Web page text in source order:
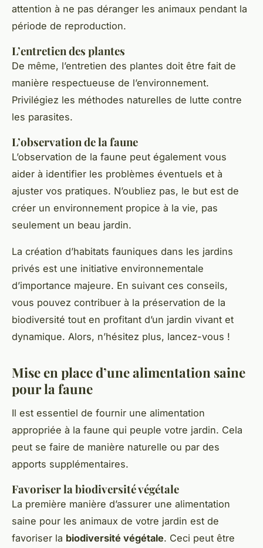
attention à ne pas déranger les animaux pendant la
période de reproduction.
L’entretien des plantes
De même, l’entretien des plantes doit être fait de
manière respectueuse de l’environnement.
Privilégiez les méthodes naturelles de lutte contre
les parasites.
L’observation de la faune
L’observation de la faune peut également vous
aider à identifier les problèmes éventuels et à
ajuster vos pratiques. N’oubliez pas, le but est de
créer un environnement propice à la vie, pas
seulement un beau jardin.
La création d’habitats fauniques dans les jardins
privés est une initiative environnementale
d’importance majeure. En suivant ces conseils,
vous pouvez contribuer à la préservation de la
biodiversité tout en profitant d’un jardin vivant et
dynamique. Alors, n’hésitez plus, lancez-vous !
Mise en place d’une alimentation saine
pour la faune
Il est essentiel de fournir une alimentation
appropriée à la faune qui peuple votre jardin. Cela
peut se faire de manière naturelle ou par des
apports supplémentaires.
Favoriser la biodiversité végétale
La première manière d’assurer une alimentation
saine pour les animaux de votre jardin est de
favoriser la biodiversité végétale. Ceci peut être